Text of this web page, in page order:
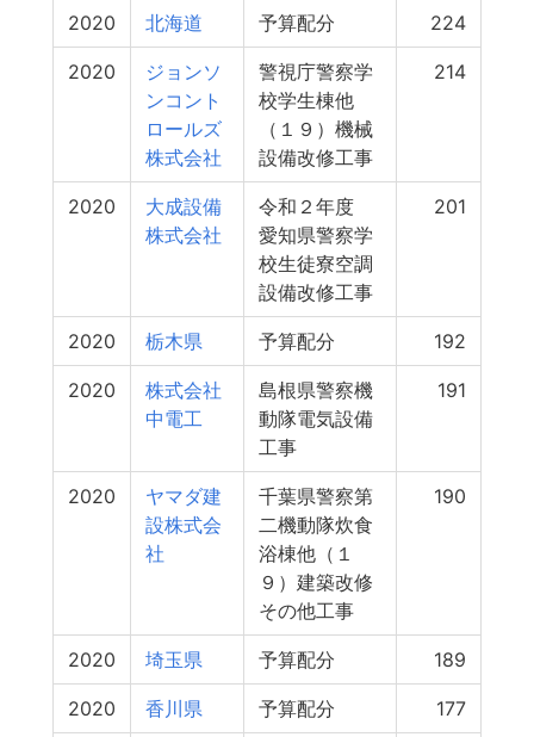
2020 北海道 予算配分 224
2020
ジョンソ
ンコント
ロールズ
株式会社
警視庁警察学
校学生棟他
（１９）機械
設備改修工事
214
2020
大成設備
株式会社
令和２年度
愛知県警察学
校生徒寮空調
設備改修工事
201
2020 栃木県 予算配分 192
2020
株式会社
中電工
島根県警察機
動隊電気設備
工事
191
2020
ヤマダ建
設株式会
社
千葉県警察第
二機動隊炊食
浴棟他（１
９）建築改修
その他工事
190
2020 埼玉県 予算配分 189
2020 香川県 予算配分 177